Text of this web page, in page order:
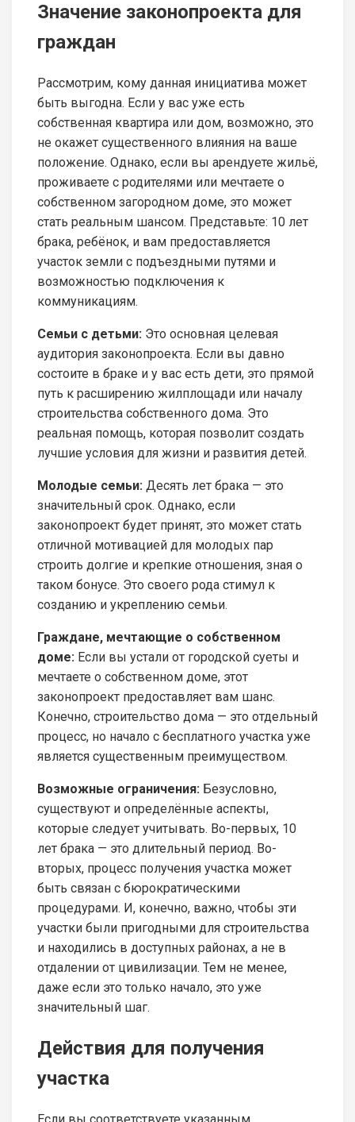
Значение законопроекта для
граждан
Рассмотрим, кому данная инициатива может
быть выгодна. Если у вас уже есть
собственная квартира или дом, возможно, это
не окажет существенного влияния на ваше
положение. Однако, если вы арендуете жильё,
проживаете с родителями или мечтаете о
собственном загородном доме, это может
стать реальным шансом. Представьте: 10 лет
брака, ребёнок, и вам предоставляется
участок земли с подъездными путями и
возможностью подключения к
коммуникациям.
Семьи с детьми: Это основная целевая
аудитория законопроекта. Если вы давно
состоите в браке и у вас есть дети, это прямой
путь к расширению жилплощади или началу
строительства собственного дома. Это
реальная помощь, которая позволит создать
лучшие условия для жизни и развития детей.
Молодые семьи: Десять лет брака — это
значительный срок. Однако, если
законопроект будет принят, это может стать
отличной мотивацией для молодых пар
строить долгие и крепкие отношения, зная о
таком бонусе. Это своего рода стимул к
созданию и укреплению семьи.
Граждане, мечтающие о собственном
доме: Если вы устали от городской суеты и
мечтаете о собственном доме, этот
законопроект предоставляет вам шанс.
Конечно, строительство дома — это отдельный
процесс, но начало с бесплатного участка уже
является существенным преимуществом.
Возможные ограничения: Безусловно,
существуют и определённые аспекты,
которые следует учитывать. Во-первых, 10
лет брака — это длительный период. Во-
вторых, процесс получения участка может
быть связан с бюрократическими
процедурами. И, конечно, важно, чтобы эти
участки были пригодными для строительства
и находились в доступных районах, а не в
отдалении от цивилизации. Тем не менее,
даже если это только начало, это уже
значительный шаг.
Действия для получения
участка